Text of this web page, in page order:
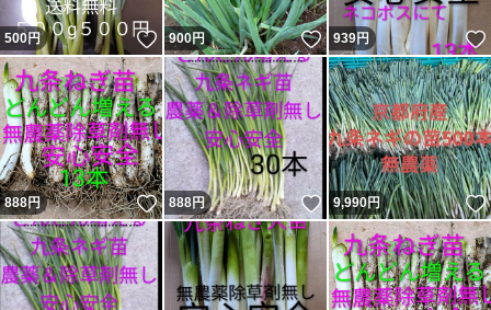
500円 いいね！
900円 いいね！
939円
888円 いいね！
888円 いいね！
9,990円